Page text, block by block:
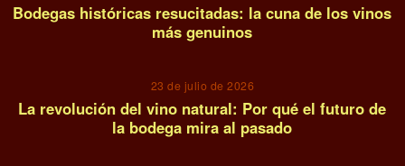
Bodegas históricas resucitadas: la cuna de los vinos
más genuinos
23 de julio de 2026
La revolución del vino natural: Por qué el futuro de
la bodega mira al pasado